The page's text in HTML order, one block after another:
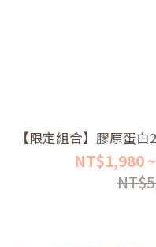
【限定組合】膠原蛋
NT$1,980